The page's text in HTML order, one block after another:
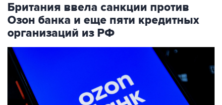
Британия ввела санкции против
Озон банка и еще пяти кредитных
организаций из РФ